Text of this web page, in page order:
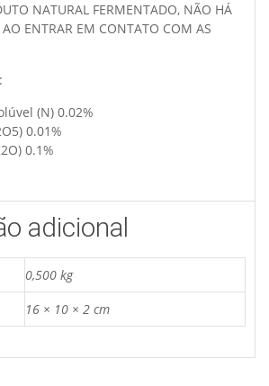
NATURAL FERMENTADO, NÃO HÁ
ENTRAR EM CONTATO COM AS
(N) 0.02%
0.01%
0.1%
adicional
0,500 kg
16 × 10 × 2 cm